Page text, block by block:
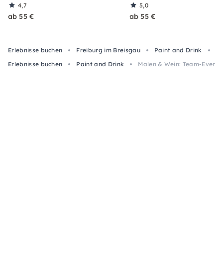
4,7
ab 55 €
5,0
ab 55 €
Erlebnisse buchen Freiburg im Breisgau Paint and Drink
Erlebnisse buchen
Paint and Drink Malen & Wein: Team-Event